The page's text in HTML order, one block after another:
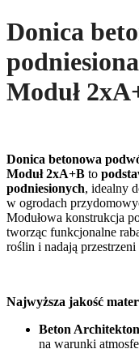
Donica
Moduł
Donica betonowa
Moduł 2xA+B to
podniesionych, idealny
w ogrodach
Modułowa konstrukcja
tworząc funkcjonalne
roślin i nadają
Najwyższa jakość
Beton
na warunki